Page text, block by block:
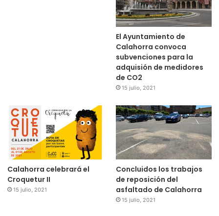
El Ayuntamiento de
Calahorra convoca
subvenciones para la
adquisión de medidores
de CO2
15 julio, 2021
Calahorra celebrará el
Croquetur II
15 julio, 2021
Concluidos los trabajos
de reposición del
asfaltado de Calahorra
15 julio, 2021